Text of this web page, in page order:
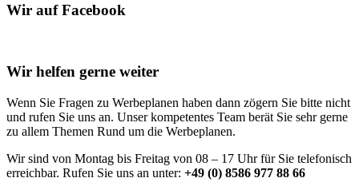
Wir auf Facebook
Wir helfen gerne weiter
Wenn Sie Fragen zu Werbeplanen haben dann zögern Sie bitte nicht
und rufen Sie uns an. Unser kompetentes Team berät Sie sehr gerne
zu allem Themen Rund um die Werbeplanen.
Wir sind von Montag bis Freitag von 08 – 17 Uhr für Sie telefonisch
erreichbar. Rufen Sie uns an unter: +49 (0) 8586 977 88 66